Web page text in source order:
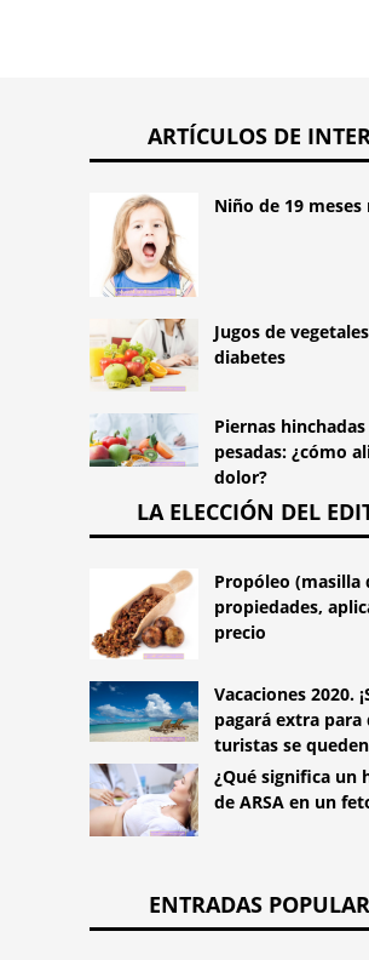
ARTÍCULOS DE
Niño de 19 meses
Jugos de
diabetes
Piernas
pesadas: ¿cómo
dolor?
LA ELECCIÓN DEL
Propóleo (masilla
propiedades,
precio
Vacaciones 2020.
pagará extra para
turistas se
¿Qué significa un
de ARSA en un
ENTRADAS